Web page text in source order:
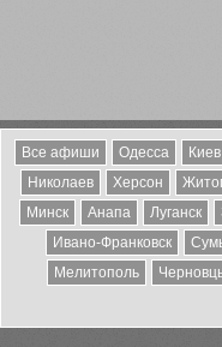
Все афиши Одесса Киев
Николаев
Херсон
Минск
Анапа Луганск
Ивано-Франковск
Мелитополь